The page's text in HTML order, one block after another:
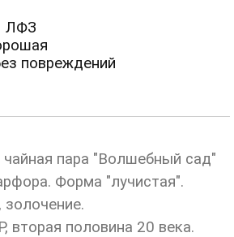
ЛФЗ
повреждений
чайная пара "Волшебный сад"
Форма "лучистая".
вторая половина 20 века.